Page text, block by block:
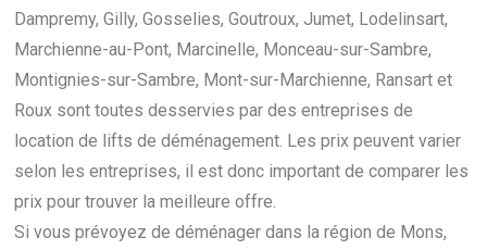
Dampremy, Gilly, Gosselies, Goutroux, Jumet, Lodelinsart,
Marchienne-au-Pont, Marcinelle, Monceau-sur-Sambre,
Montignies-sur-Sambre, Mont-sur-Marchienne, Ransart et
Roux sont toutes desservies par des entreprises de
location de lifts de déménagement. Les prix peuvent varier
selon les entreprises, il est donc important de comparer les
prix pour trouver la meilleure offre.
Si vous prévoyez de déménager dans la région de Mons,